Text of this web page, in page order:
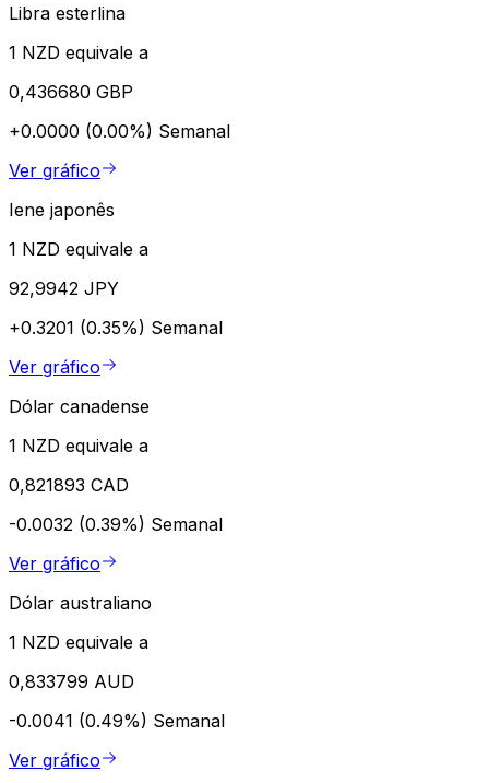
Libra esterlina
1 NZD equivale a
0,436680 GBP
+0.0000 (0.00%) Semanal
Ver gráfico
Iene japonês
1 NZD equivale a
92,9942 JPY
+0.3201 (0.35%) Semanal
Ver gráfico
Dólar canadense
1 NZD equivale a
0,821893 CAD
-0.0032 (0.39%) Semanal
Ver gráfico
Dólar australiano
1 NZD equivale a
0,833799 AUD
-0.0041 (0.49%) Semanal
Ver gráfico